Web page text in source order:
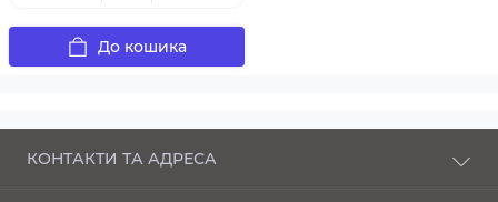
До кошика
КОНТАКТИ ТА АДРЕСА